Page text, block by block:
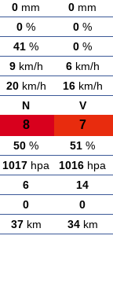
0 mm 0 mm
0 % 0 %
41 % 0 %
9km/h 6km/h
20km/h 16km/h
N V
8 7
50 % 51 %
1017 hpa 1016 hpa
6 14
0 0
37km 34km